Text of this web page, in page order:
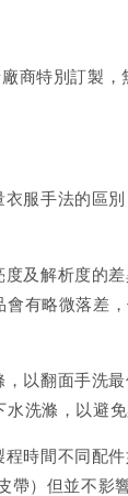
廠商特別訂製
服手法的區別
及解析度的
有略微落差
以翻面手洗
洗滌，以避
時間不同配
帶）但並不影